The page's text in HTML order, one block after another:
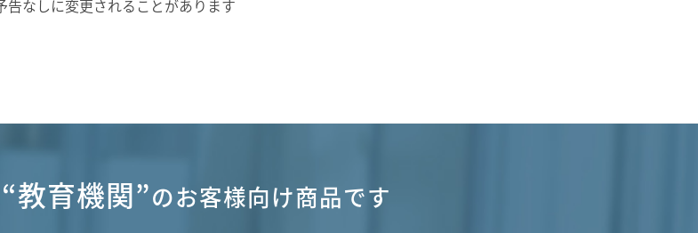
なしに変更されることがあります
“教育機関”のお客様向け商品です